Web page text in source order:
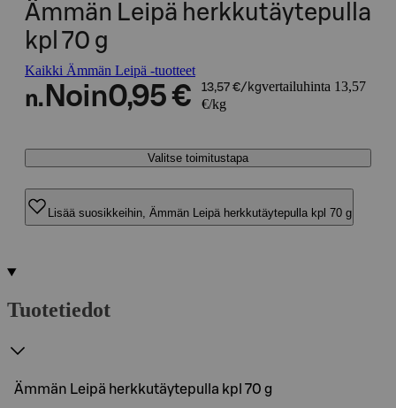
Ämmän Leipä herkkutäytepulla
kpl 70 g
Kaikki Ämmän Leipä -tuotteet
n. Noin0,95 € 13,57 €/kgvertailuhinta 13,57
€/kg
Valitse toimitustapa
Lisää suosikkeihin, Ämmän Leipä herkkutäytepulla kpl 70 g
Tuotetiedot
Ämmän Leipä herkkutäytepulla kpl 70 g